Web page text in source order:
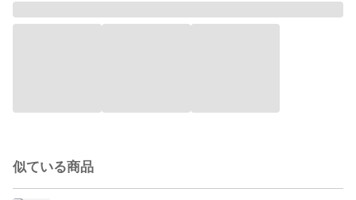
似ている商品